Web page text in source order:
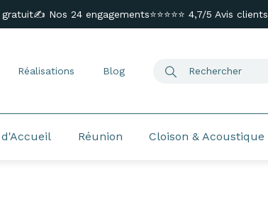
gratuit✍️ Nos 24 engagements⭐⭐⭐⭐⭐ 4,7/5 Avis clients
Réalisations Blog
Réunion Cloison & Acoustique